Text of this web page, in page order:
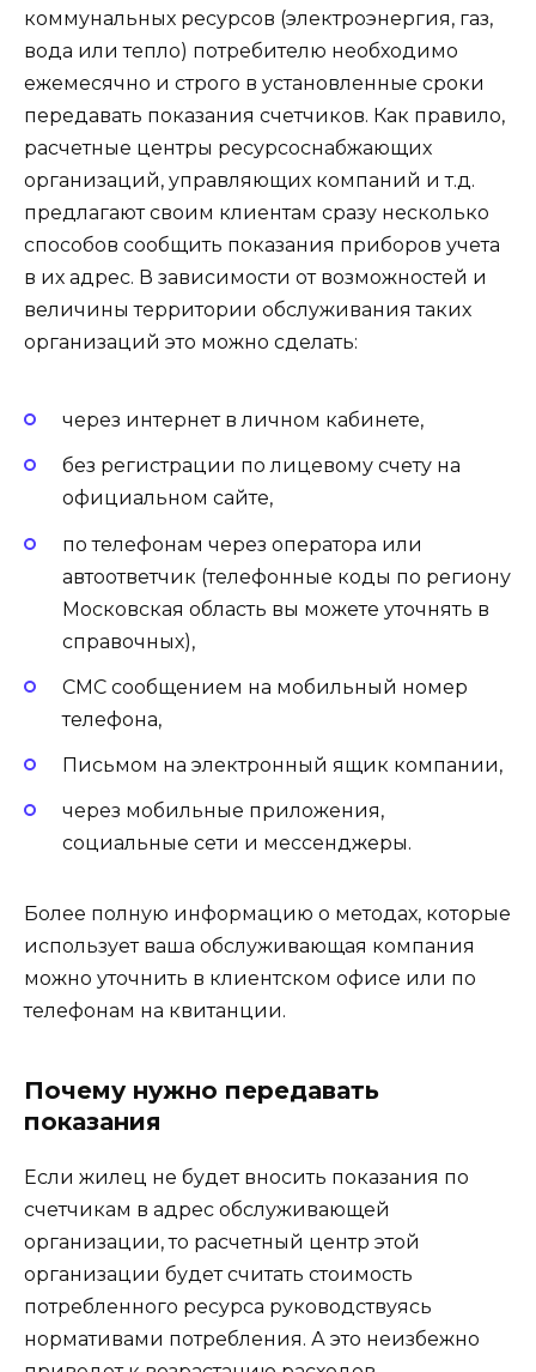
коммунальных ресурсов (электроэнергия, газ,
вода или тепло) потребителю необходимо
ежемесячно и строго в установленные сроки
передавать показания счетчиков. Как правило,
расчетные центры ресурсоснабжающих
организаций, управляющих компаний и т.д.
предлагают своим клиентам сразу несколько
способов сообщить показания приборов учета
в их адрес. В зависимости от возможностей и
величины территории обслуживания таких
организаций это можно сделать:
через интернет в личном кабинете,
без регистрации по лицевому счету на
официальном сайте,
по телефонам через оператора или
автоответчик (телефонные коды по региону
Московская область вы можете уточнять в
справочных),
СМС сообщением на мобильный номер
телефона,
Письмом на электронный ящик компании,
через мобильные приложения,
социальные сети и мессенджеры.
Более полную информацию о методах, которые
использует ваша обслуживающая компания
можно уточнить в клиентском офисе или по
телефонам на квитанции.
Почему нужно передавать
показания
Если жилец не будет вносить показания по
счетчикам в адрес обслуживающей
организации, то расчетный центр этой
организации будет считать стоимость
потребленного ресурса руководствуясь
нормативами потребления. А это неизбежно